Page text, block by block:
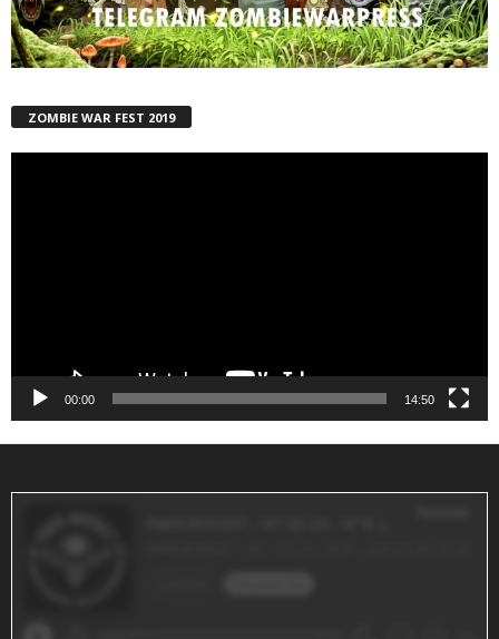
ZOMBIE WAR FEST 2019
00:00 14:50